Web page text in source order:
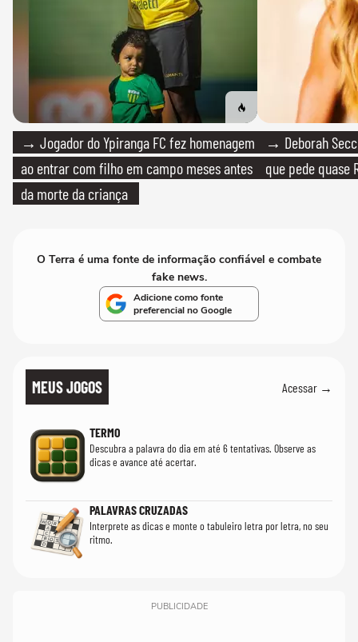
→ Jogador do Ypiranga FC fez homenagem
ao entrar com filho em campo meses antes
da morte da criança
→ Deborah
que pede quase
O Terra é uma fonte de informação confiável e combate
fake news.
Adicione como fonte
preferencial no Google
MEUS JOGOS Acessar →
TERMO
Descubra a palavra do dia em até 6 tentativas. Observe as
dicas e avance até acertar.
PALAVRAS CRUZADAS
Interprete as dicas e monte o tabuleiro letra por letra, no seu
ritmo.
PUBLICIDADE